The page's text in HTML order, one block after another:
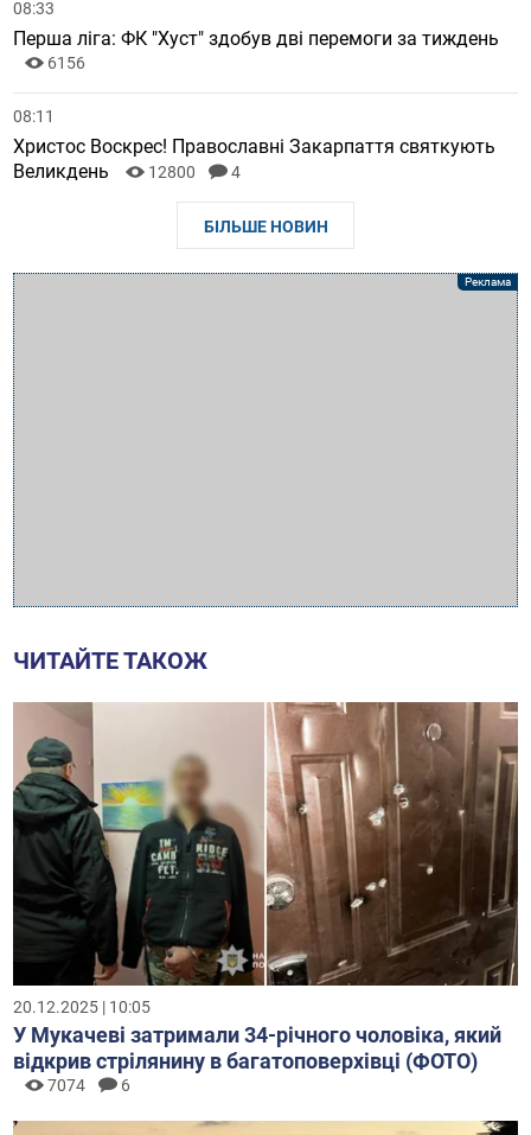
08:33
Перша ліга: ФК "Хуст" здобув дві перемоги за тиждень
6156
08:11
Христос Воскрес! Православні Закарпаття святкують
Великдень
12800 4
БІЛЬШЕ НОВИН
ЧИТАЙТЕ ТАКОЖ
20.12.2025 | 10:05
У Мукачеві затримали 34-річного чоловіка, який
відкрив стрілянину в багатоповерхівці (ФОТО)
7074 6